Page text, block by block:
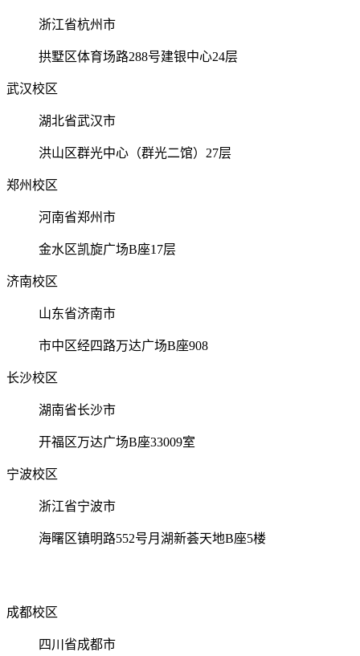
浙江省杭州市
拱墅区体育场路288号建银中心24层
武汉校区
湖北省武汉市
洪山区群光中心（群光二馆）27层
郑州校区
河南省郑州市
金水区凯旋广场B座17层
济南校区
山东省济南市
市中区经四路万达广场B座908
长沙校区
湖南省长沙市
开福区万达广场B座33009室
宁波校区
浙江省宁波市
海曙区镇明路552号月湖新荟天地B座5楼
成都校区
四川省成都市